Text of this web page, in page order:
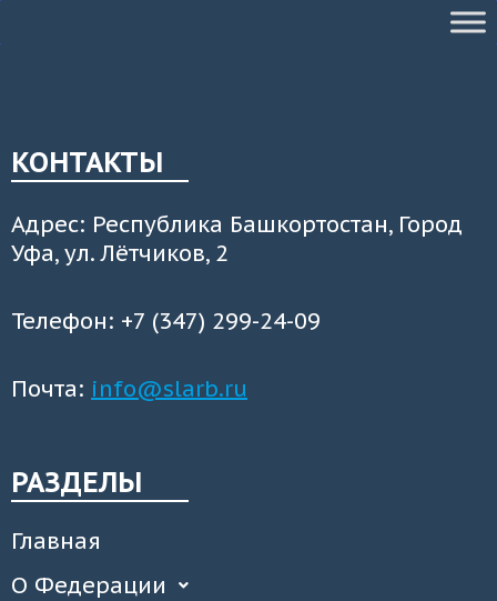
КОНТАКТЫ
Адрес: Республика Башкортостан, Город
Уфа, ул. Лётчиков, 2
Телефон: +7 (347) 299-24-09
Почта: info@slarb.ru
РАЗДЕЛЫ
Главная
О Федерации